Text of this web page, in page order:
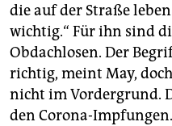
die auf der Straße
wichtig.“ Für ihn sind
Obdachlosen. Der
richtig, meint May,
nicht im Vordergrund.
den Corona-Impfungen.